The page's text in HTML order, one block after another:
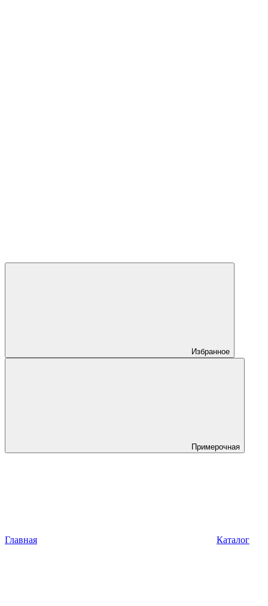
Избранное
Примерочная
Главная Каталог